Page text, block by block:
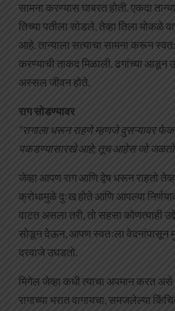
सामना करण्यास घाबरत होती. एकदा
तिच्या पतीला सोडले, तेव्हा तिला मोकळे
आहे. तान्याला सत्याचा सामना करून
करण्याची ताकद मिळाली. ढगांच्या आडून
अस्सल जीवन होते.
राग सोडण्यावर
“रागाला धरून राहणे म्हणजे दुसऱ्यावर
पकडण्यासारखे आहे; तूच आहेस जो
जेव्हा आपण राग आणि द्वेष धरून राहतो
क्रोधामुळे दुःख होते आणि आपल्या
वाटत असला तरी, तो सहसा कोणत्याही
सोडून देऊन, आपण स्वतःला वेदनांपासून
दरवाजे उघडतो.
मिगेल जेव्हा कधी त्याचा अपमान करत असे
रागाच्या भरात वागायचा, समजलेल्या